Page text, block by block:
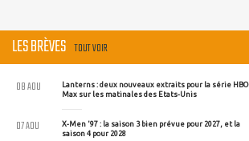
LES BRÈVES TOUT VOIR
Lanterns : deux nouveaux extraits pour la série HBO
Max sur les matinales des Etats-Unis
08 AOU
X-Men '97 : la saison 3 bien prévue pour 2027, et la
saison 4 pour 2028
07 AOU